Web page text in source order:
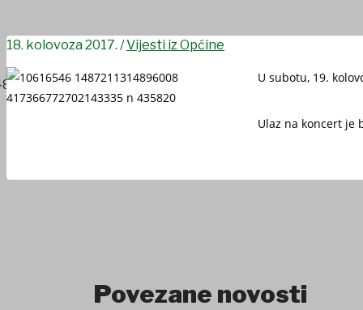
18. kolovoza 2017. /Vijesti iz Općine
U subotu, 19.
Ulaz na koncert je
Povezane novosti